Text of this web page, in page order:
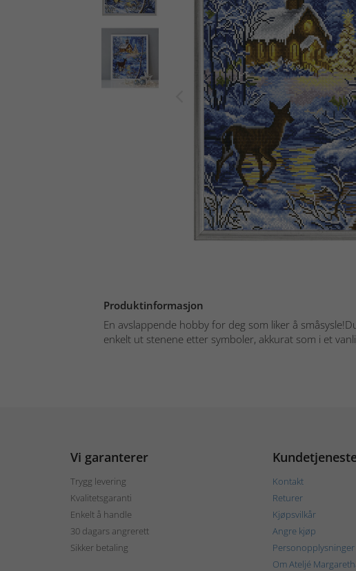
Produktinformasjon
En avslappende hobby for deg som liker å
enkelt ut stenene etter symboler, akkurat som i et
Vi garanterer
Trygg levering
Kvalitetsgaranti
Enkelt å handle
30 dagars angrerett
Sikker betaling
Kontakt
Returer
Kjøpsvilkår
Angre kjøp
Personopplysninger
Om Ateljé